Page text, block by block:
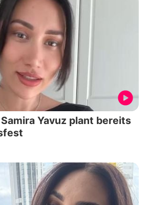
Yavuz plant bereits